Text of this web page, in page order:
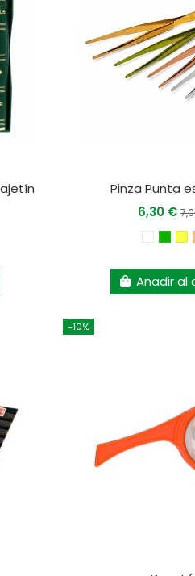
Pinza Punta
6,30 €
Añadir al
-10%